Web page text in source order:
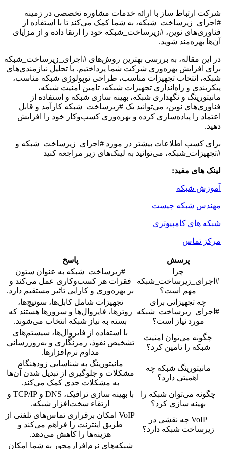
شرکت ارتباط ساز با ارائه خدمات مشاوره تخصصی در زمینه
#اجرای_زیرساخت_شبکه، به شما کمک می‌کند تا با استفاده از
فناوری‌های نوین، #زیرساخت_شبکه خود را ارتقا داده و از مزایای
آن‌ها بهره‌مند شوید.
در این مقاله، به بررسی بهترین روش‌های #اجرای_زیرساخت_شبکه
برای افزایش بهره‌وری شرکت شما پرداختیم. با تحلیل نیازمندی‌های
شبکه، انتخاب تجهیزات مناسب، طراحی توپولوژی شبکه مناسب،
پیکربندی و راه‌اندازی تجهیزات شبکه، تامین امنیت شبکه،
مانیتورینگ و نگهداری شبکه، بهینه سازی شبکه و استفاده از
فناوری‌های نوین، می‌توانید یک #زیرساخت_شبکه کارآمد و قابل
اعتماد را پیاده‌سازی کرده و بهره‌وری کسب‌وکار خود را افزایش
دهید.
برای کسب اطلاعات بیشتر در مورد #اجرای_زیرساخت_شبکه و
#تجهیزات_شبکه، می‌توانید به لینک‌های زیر مراجعه کنید
لینک های مفید:
آموزش شبکه
مهندس شبکه چیست
شبکه های کامپیوتری
مرکز تماس
پرسش
پاسخ
چرا
#اجرای_زیرساخت_شبکه
مهم است؟
#زیرساخت_شبکه به عنوان ستون
فقرات هر کسب‌وکاری عمل می‌کند و
بر بهره‌وری و کارایی تاثیر مستقیم دارد.
چه تجهیزاتی برای
#اجرای_زیرساخت_شبکه
مورد نیاز است؟
تجهیزات شامل کابل‌ها، سوئیچ‌ها،
روترها، فایروال‌ها و سرورها هستند که
بسته به نیاز شبکه انتخاب می‌شوند.
چگونه می‌توان امنیت
شبکه را تامین کرد؟
با استفاده از فایروال‌ها، سیستم‌های
تشخیص نفوذ، رمزنگاری و به‌روزرسانی
مداوم نرم‌افزارها.
مانیتورینگ شبکه چه
اهمیتی دارد؟
مانیتورینگ به شناسایی زودهنگام
مشکلات و جلوگیری از تبدیل شدن آن‌ها
به مشکلات جدی کمک می‌کند.
چگونه می‌توان شبکه را
بهینه سازی کرد؟
با بهینه سازی ترافیک، DNS و TCP/IP و
ارتقاء سخت‌افزار شبکه.
VoIP چه نقشی در
زیرساخت شبکه دارد؟
VoIP امکان برقراری تماس‌های تلفنی از
طریق اینترنت را فراهم می‌کند و
هزینه‌ها را کاهش می‌دهد.
شبکه‌های نرم‌افزارمحور به شما امکان